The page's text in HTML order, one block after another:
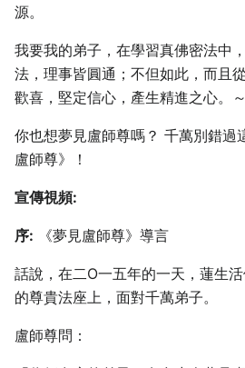
源。
我要我的弟子，在學習真佛密法中
法，理事皆圓通；不但如此，而且
歡喜，堅定信心，產生精進之心。
你也想夢見盧師尊嗎？ 千萬別錯
盧師尊》！
宣傳視頻:
序: 《夢見盧師尊》導言
話說，在二O一五年的一天，蓮生
的尊貴法座上，面對千萬弟子。
盧師尊問：